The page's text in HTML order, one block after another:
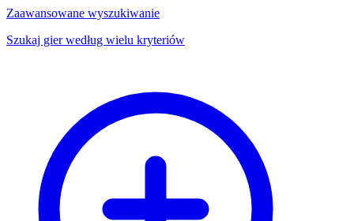
Zaawansowane wyszukiwanie
Szukaj gier według wielu kryteriów